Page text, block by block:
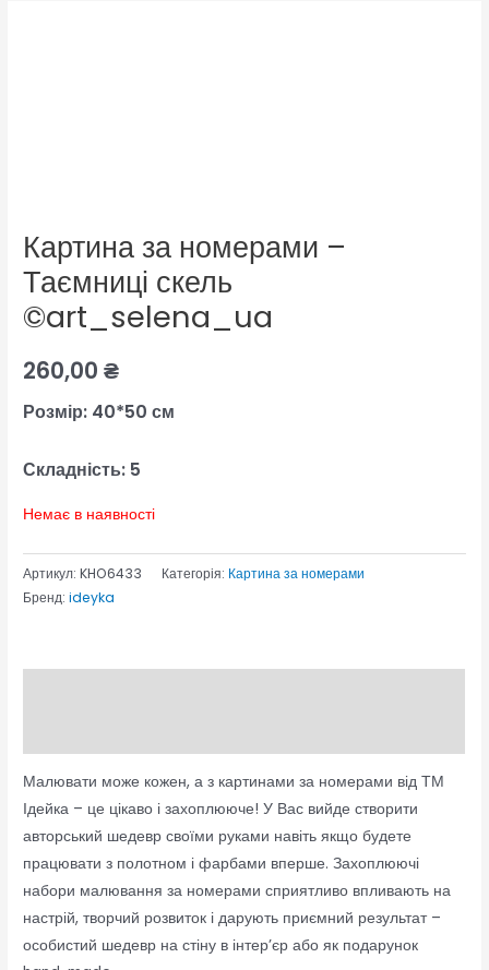
Картина за номерами –
Таємниці скель
©art_selena_ua
260,00₴
Розмір: 40*50 см
Складність: 5
Немає в наявності
Артикул:KHO6433 Категорія: Картина за номерами
Бренд:ideyka
Малювати може кожен, а з картинами за номерами від ТМ
Ідейка – це цікаво і захоплююче! У Вас вийде створити
авторський шедевр своїми руками навіть якщо будете
працювати з полотном і фарбами вперше. Захоплюючі
набори малювання за номерами сприятливо впливають на
настрій, творчий розвиток і дарують приємний результат –
особистий шедевр на стіну в інтер’єр або як подарунок